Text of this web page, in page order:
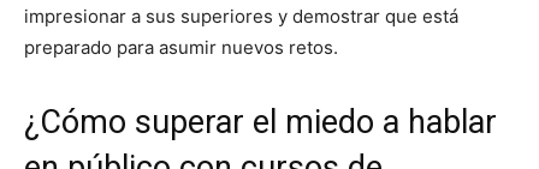
impresionar a sus superiores y demostrar que está
preparado para asumir nuevos retos.
¿Cómo superar el miedo a hablar